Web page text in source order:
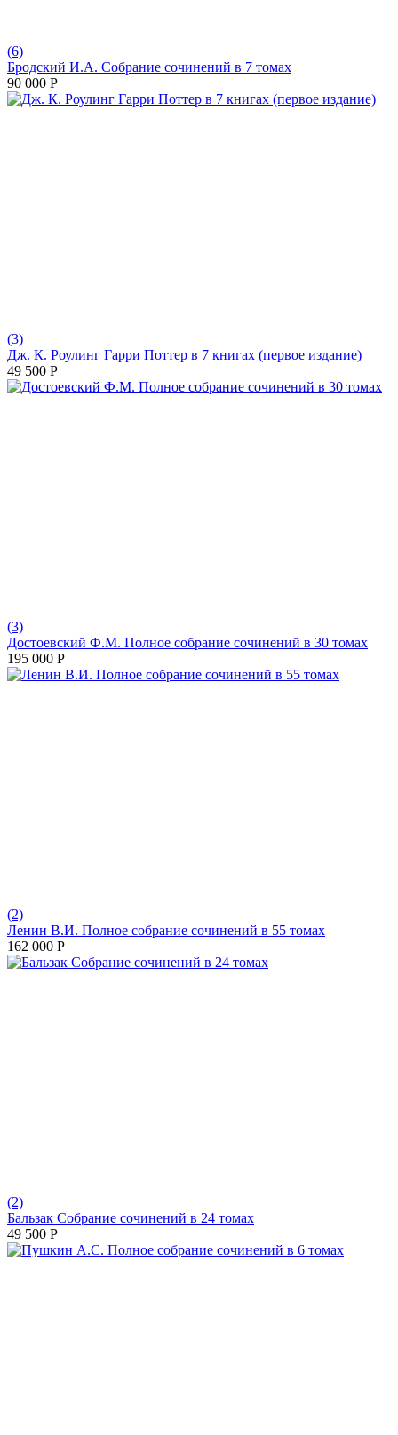
(6)
Бродский И.А. Собрание сочинений в 7 томах
90 000 Р
(3)
Дж. К. Роулинг Гарри Поттер в 7 книгах (первое издание)
49 500 Р
(3)
Достоевский Ф.М. Полное собрание сочинений в 30 томах
195 000 Р
(2)
Ленин В.И. Полное собрание сочинений в 55 томах
162 000 Р
(2)
Бальзак Собрание сочинений в 24 томах
49 500 Р